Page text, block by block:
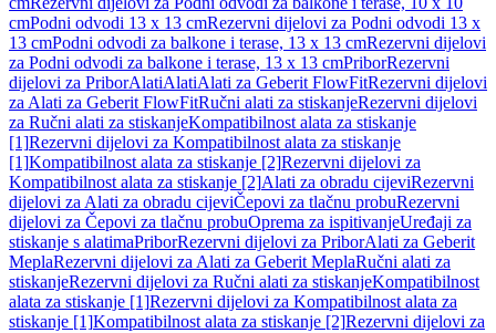
cmPodni odvodi 13 x 13 cmRezervni dijelovi za Podni odvodi 13 x
13 cmPodni odvodi za balkone i terase, 13 x 13 cmRezervni dijelovi
za Podni odvodi za balkone i terase, 13 x 13 cmPriborRezervni
dijelovi za PriborAlatiAlatiAlati za Geberit FlowFitRezervni dijelovi
za Alati za Geberit FlowFitRučni alati za stiskanjeRezervni dijelovi
za Ručni alati za stiskanjeKompatibilnost alata za stiskanje
[1]Rezervni dijelovi za Kompatibilnost alata za stiskanje
[1]Kompatibilnost alata za stiskanje [2]Rezervni dijelovi za
Kompatibilnost alata za stiskanje [2]Alati za obradu cijeviRezervni
dijelovi za Alati za obradu cijeviČepovi za tlačnu probuRezervni
dijelovi za Čepovi za tlačnu probuOprema za ispitivanjeUređaji za
stiskanje s alatimaPriborRezervni dijelovi za PriborAlati za Geberit
MeplaRezervni dijelovi za Alati za Geberit MeplaRučni alati za
stiskanjeRezervni dijelovi za Ručni alati za stiskanjeKompatibilnost
alata za stiskanje [1]Rezervni dijelovi za Kompatibilnost alata za
stiskanje [1]Kompatibilnost alata za stiskanje [2]Rezervni dijelovi za